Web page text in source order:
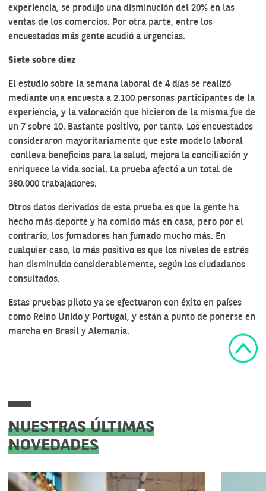
experiencia, se produjo una disminución del 20% en las
ventas de los comercios. Por otra parte, entre los
encuestados más gente acudió a urgencias.
Siete sobre diez
El estudio sobre lasemana laboral de 4 días se realizó
mediante una encuesta a 2.100 personas participantes de la
experiencia, y la valoración que hicieron de la misma fue de
un 7 sobre 10. Bastante positivo, por tanto. Los encuestados
consideraron mayoritariamente que este modelo laboral
conlleva beneficios para la salud, mejora la conciliación y
enriquece la vida social. La prueba afectó a un total de
360.000 trabajadores.
Otros datos derivados de esta prueba es que la gente ha
hecho más deporte y ha comido más en casa, pero por el
contrario, los fumadores han fumado mucho más. En
cualquier caso, lo más positivo es que los niveles de estrés
han disminuido considerablemente, según los ciudadanos
consultados.
Estas pruebas piloto ya se efectuaron con éxito en países
como Reino Unido y Portugal, y están a punto de ponerse en
marcha en Brasil y Alemania.
NUESTRAS ÚLTIMAS
NOVEDADES